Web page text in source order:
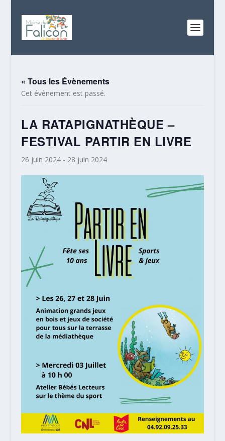
« Tous les Évènements
Cet évènement est passé.
LA RATAPIGNATHÈQUE –
FESTIVAL PARTIR EN LIVRE
26 juin 2024 - 28 juin 2024